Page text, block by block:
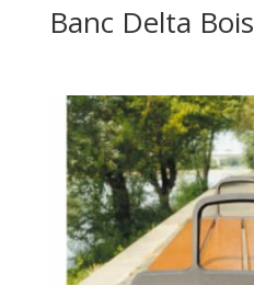
Banc Delta Bois